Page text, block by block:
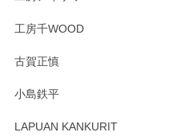
す。 素敵な湯呑みでとても気
工房千WOOD
古賀正慎
小島鉄平
LAPUAN KANKURIT